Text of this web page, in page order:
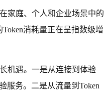
家庭、个人和企业场景中的
消耗量正在呈指数级增
机遇。一是从连接到体验
务。二是从流量到Token